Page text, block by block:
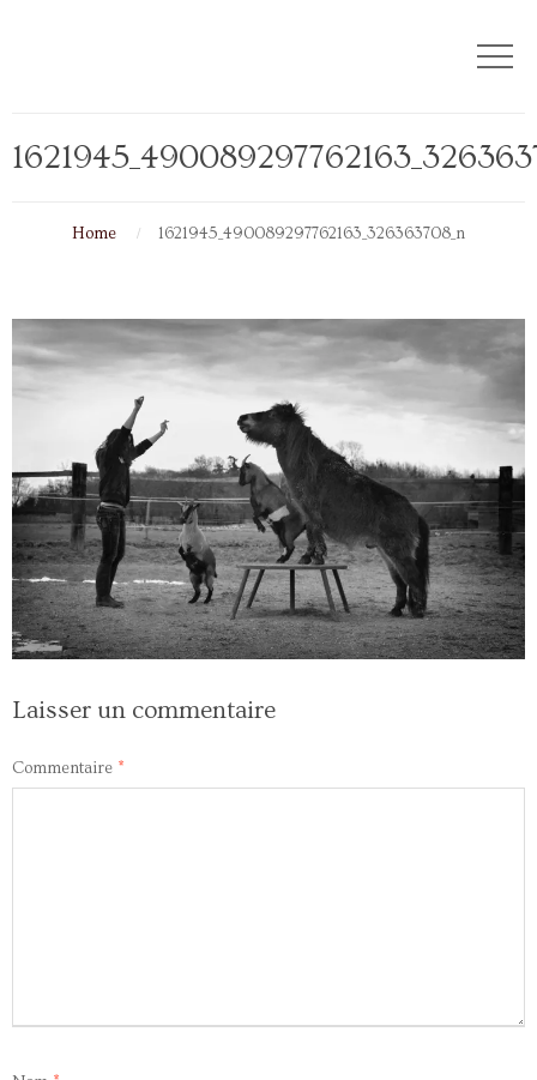
Home 1621945_490089297762163_326363708_n
Laisser un commentaire
Commentaire *